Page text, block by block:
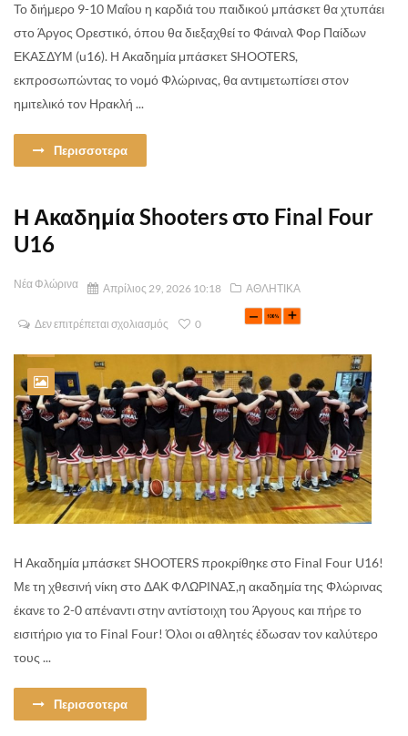
Το διήμερο 9-10 Μαΐου η καρδιά του παιδικού μπάσκετ θα χτυπάει
στο Άργος Ορεστικό, όπου θα διεξαχθεί το Φάιναλ Φορ Παίδων
ΕΚΑΣΔΥΜ (u16). Η Ακαδημία μπάσκετ SHOOTERS,
εκπροσωπώντας το νομό Φλώρινας, θα αντιμετωπίσει στον
ημιτελικό τον Ηρακλή ...
Περισσοτερα
Η Ακαδημία Shooters στο Final Four
U16
Νέα Φλώρινα Απρίλιος 29, 2026 10:18 ΑΘΛΗΤΙΚΑ
Δεν επιτρέπεται σχολιασμός 0
Η Ακαδημία μπάσκετ SHOOTERS προκρίθηκε στο Final Four U16!
Με τη χθεσινή νίκη στο ΔΑΚ ΦΛΩΡΙΝΑΣ,η ακαδημία της Φλώρινας
έκανε το 2-0 απέναντι στην αντίστοιχη του Άργους και πήρε το
εισιτήριο για το Final Four! Όλοι οι αθλητές έδωσαν τον καλύτερο
τους ...
Περισσοτερα